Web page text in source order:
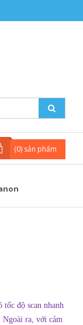
(0) sản phẩm
độ scan nhanh
Ngoài ra, với cảm